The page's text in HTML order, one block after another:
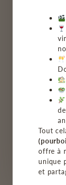
LE
Tout
offre à
unique
et